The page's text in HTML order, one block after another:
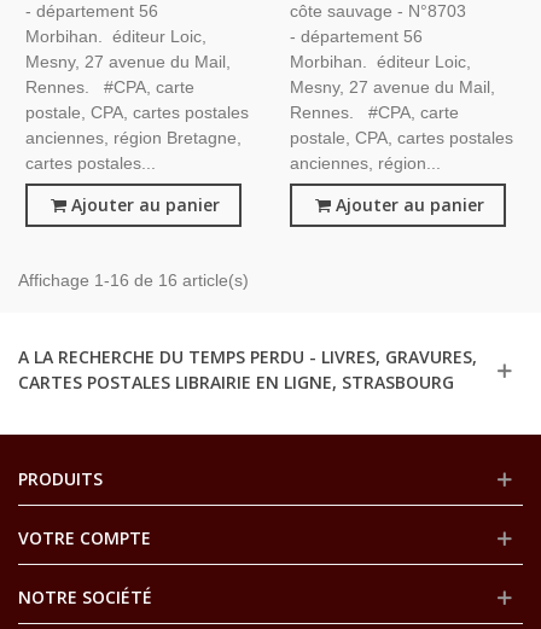
- département 56
Morbihan. éditeur Loic,
Mesny, 27 avenue du Mail,
Rennes. #CPA, carte
postale, CPA, cartes postales
anciennes, région Bretagne,
cartes postales...
Ajouter au panier
côte sauvage - N°8703
- département 56
Morbihan. éditeur Loic,
Mesny, 27 avenue du Mail,
Rennes. #CPA, carte
postale, CPA, cartes postales
anciennes, région...
Ajouter au panier
Affichage 1-16 de 16 article(s)
A LA RECHERCHE DU TEMPS PERDU - LIVRES, GRAVURES,
CARTES POSTALES LIBRAIRIE EN LIGNE, STRASBOURG
PRODUITS
VOTRE COMPTE
NOTRE SOCIÉTÉ